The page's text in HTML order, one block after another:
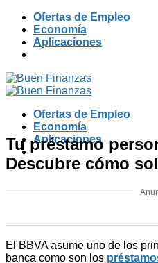
Skip
content
Ofertas de Empleo
Economía
Aplicaciones
Ofertas de Empleo
Economía
Aplicaciones
Tu préstamo
Descubre cómo
El BBVA asume uno de los
banca como son los